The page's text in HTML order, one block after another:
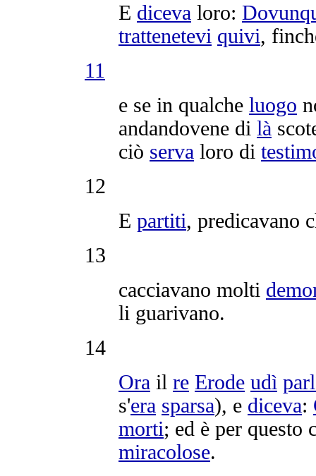
E diceva loro:
trattenetevi quivi,
11
e se in qualche luogo
andandovene di là
ciò serva loro di
12
E partiti, predicavano
13
cacciavano molti
li guarivano.
14
Ora il re Erode udì
s'era sparsa), e diceva:
morti; ed è per questo
miracolose.